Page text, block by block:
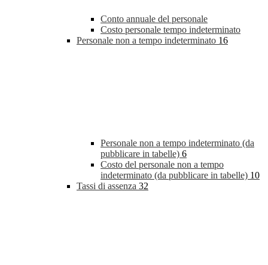
Conto annuale del personale
Costo personale tempo indeterminato
Personale non a tempo indeterminato 16
Personale non a tempo indeterminato (da
pubblicare in tabelle) 6
Costo del personale non a tempo
indeterminato (da pubblicare in tabelle) 10
Tassi di assenza 32